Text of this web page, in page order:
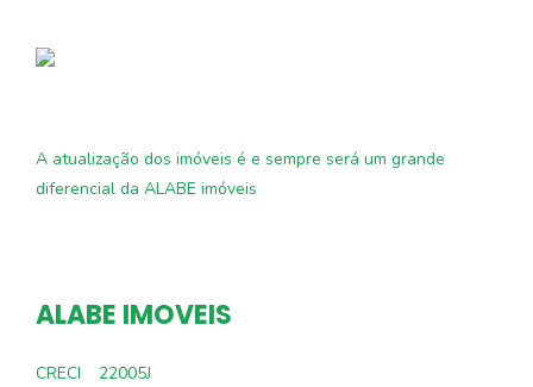
A atualização dos imóveis é e sempre será um grande
diferencial da ALABE imóveis
ALABE IMOVEIS
CRECI
22005J